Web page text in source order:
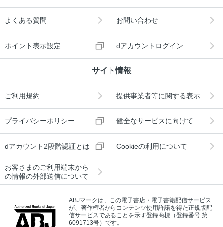
よくある質問 お問い合わせ
ポイント表示設定 dアカウントログイン
サイト情報
ご利用規約 提供事業者等に関する表示
プライバシーポリシー 健全なサービスに向けて
dアカウント2段階認証とは Cookieの利用について
お客さまのご利用端末から
の情報の外部送信について
ABJマークは、この電子書店・電子書籍配信サービス
が、著作権者からコンテンツ使用許諾を得た正規版配
信サービスであることを示す登録商標（登録番号 第
6091713号）です。